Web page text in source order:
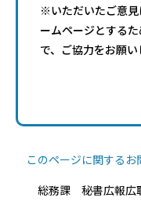
※いただいたご意見
ームページとする
で、ご協力をお願い
このページに関するお
総務課 秘書広報広